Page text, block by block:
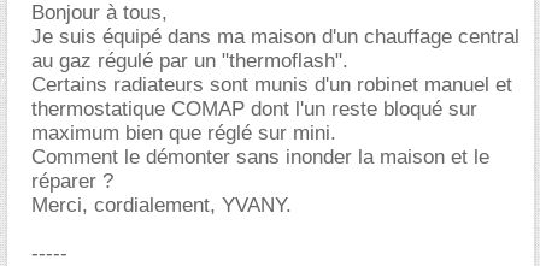
Bonjour à tous,
Je suis équipé dans ma maison d'un chauffage central
au gaz régulé par un "thermoflash".
Certains radiateurs sont munis d'un robinet manuel et
thermostatique COMAP dont l'un reste bloqué sur
maximum bien que réglé sur mini.
Comment le démonter sans inonder la maison et le
réparer ?
Merci, cordialement, YVANY.
-----